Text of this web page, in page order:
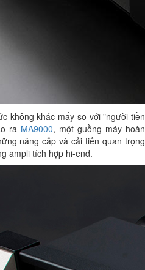
không khác mấy so với "người tiền
ra MA9000, một guồng máy hoàn
nâng cấp và cải tiến quan trọng
ampli tích hợp hi-end.